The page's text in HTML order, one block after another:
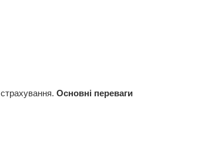
Основні переваги